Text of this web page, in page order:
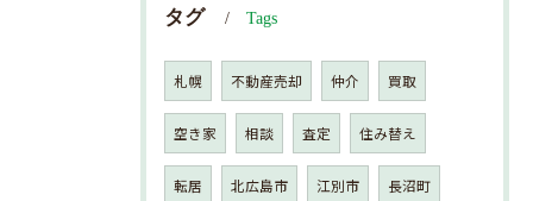
タグ Tags
札幌 不動産売却 仲介 買取
空き家 相談 査定 住み替え
転居 北広島市 江別市 長沼町